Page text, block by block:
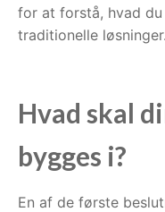
for at forstå, hvad du
traditionelle løsninger.
Hvad skal
bygges i?
En af de første